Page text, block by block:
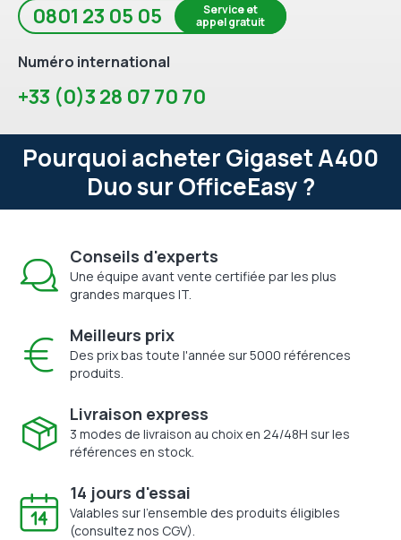
0801 23 05 05
Service et
appel gratuit
Numéro international
+33 (0)3 28 07 70 70
Pourquoi acheter Gigaset A400
Duo sur OfficeEasy ?
Conseils d'experts
Une équipe avant vente certifiée par les plus
grandes marques IT.
Meilleurs prix
Des prix bas toute l'année sur 5000 références
produits.
Livraison express
3 modes de livraison au choix en 24/48H sur les
références en stock.
14 jours d'essai
Valables sur l'ensemble des produits éligibles
(consultez nos CGV).